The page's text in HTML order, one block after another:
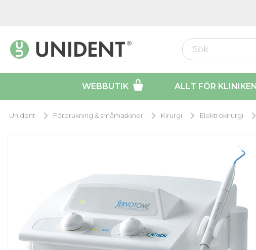
WEBBUTIK ALLT FÖR KLINIKEN
Unident Förbrukning & småmaskiner Kirurgi Elektrokirurgi